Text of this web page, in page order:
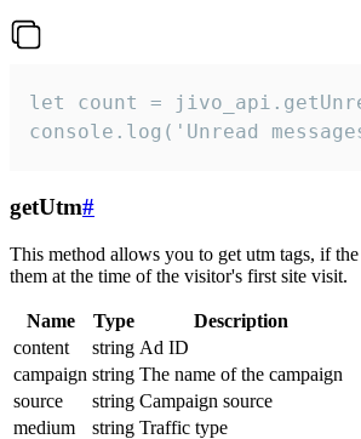
let count =
console.log('Unread
getUtm#
This method allows you to get utm tags, if
them at the time of the visitor's first site visit.
Name Type
Description
content
string Ad ID
campaign string The name of the campaign
source
string Campaign source
medium
string Traffic type